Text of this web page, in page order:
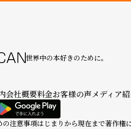
世界中の本好きのために。
会社概要料金お客様の声メディア
の注意事項はじまりから現在まで著作権